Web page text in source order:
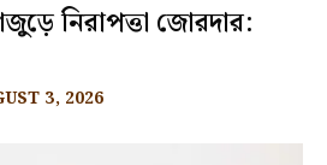
নিরাপত্তা জোরদার:
3, 2026